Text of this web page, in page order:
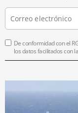
De conformidad con el
los datos facilitados con